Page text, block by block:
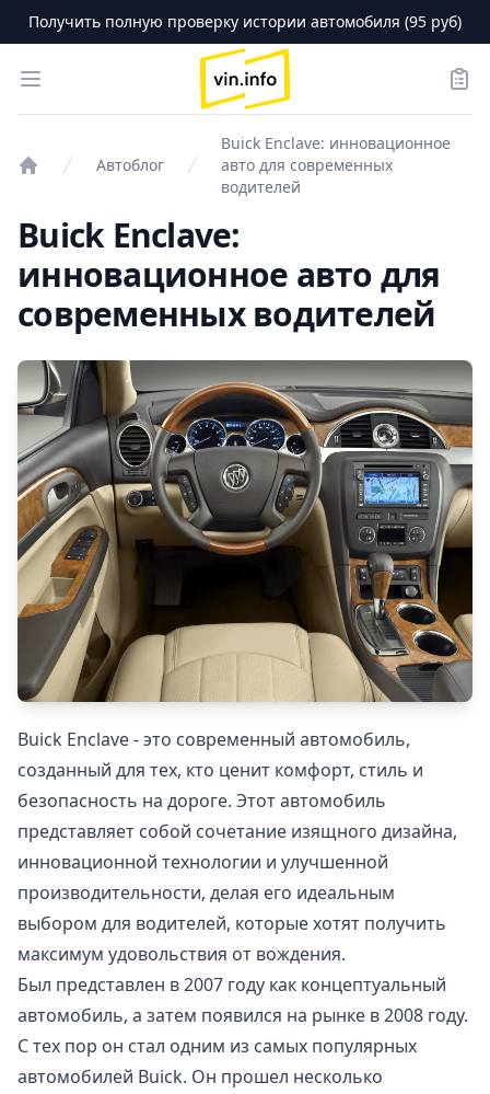
Получить полную проверку истории автомобиля (95 руб)
Open menu
logo
Автоблог
Buick Enclave: инновационное
авто для современных
водителей
Buick Enclave:
инновационное авто для
современных водителей
Buick Enclave - это современный автомобиль,
созданный для тех, кто ценит комфорт, стиль и
безопасность на дороге. Этот автомобиль
представляет собой сочетание изящного дизайна,
инновационной технологии и улучшенной
производительности, делая его идеальным
выбором для водителей, которые хотят получить
максимум удовольствия от вождения.
Был представлен в 2007 году как концептуальный
автомобиль, а затем появился на рынке в 2008 году.
С тех пор он стал одним из самых популярных
автомобилей Buick. Он прошел несколько